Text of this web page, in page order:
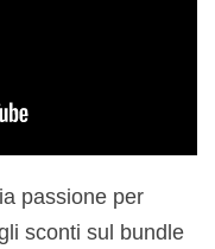
passione per
sconti sul bundle